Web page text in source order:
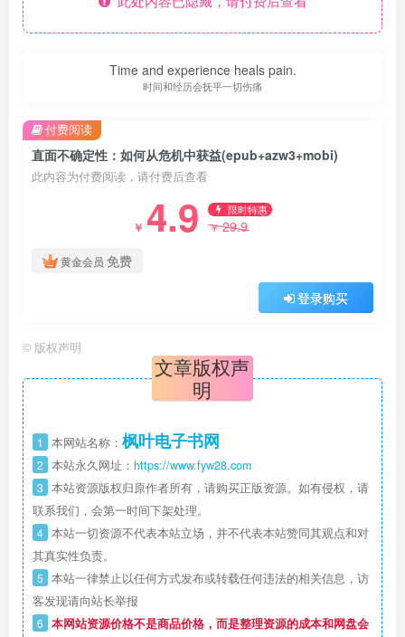
Time and experience heals pain.
时间和经历会抚平一切伤痛
直面不确定性：如何从危机中获益(epub+azw3+mobi)
此内容为付费阅读，请付费后查看
￥ 4.9 限时特惠
￥29.9
黄金会员 免费
登录购买
付费阅读
© 版权声明
文章版权声
明
1 本网站名称： 枫叶电子书网
2 本站永久网址： https://www.fyw28.com
3 本站资源版权归原作者所有，请购买正版资源。如有侵权，请
联系我们，会第一时间下架处理。
4 本站一切资源不代表本站立场，并不代表本站赞同其观点和对
其真实性负责。
5 本站一律禁止以任何方式发布或转载任何违法的相关信息，访
客发现请向站长举报
6 本网站资源价格不是商品价格，而是整理资源的成本和网盘会